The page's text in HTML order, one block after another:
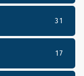
31
17